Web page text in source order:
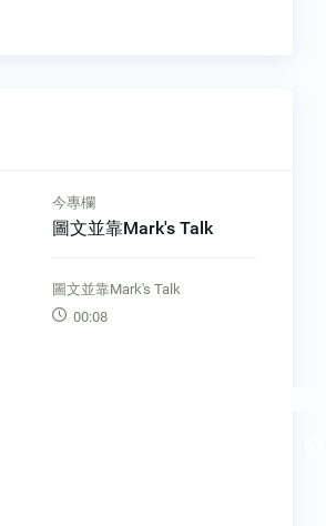
今專欄
圖文並靠Mark's Talk
圖文並靠Mark's Talk
00:08